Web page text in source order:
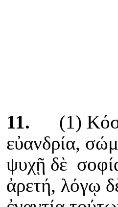
11. (1)
εὐανδρία,
ψυχῇ δὲ
ἀρετή, λόγῳ